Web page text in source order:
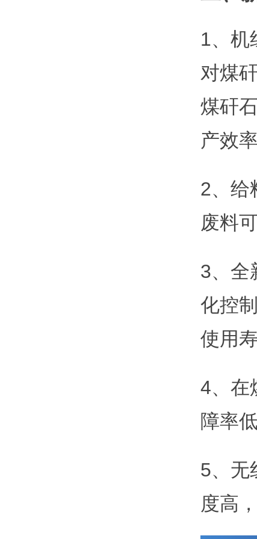
1、机
对煤
煤矸
产效
2、给
废料
3、全
化控
使用
4、在
障率
5、无
度高